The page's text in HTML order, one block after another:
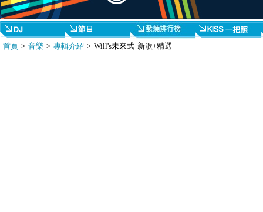
首頁 > 音樂 > 專輯介紹 > Will's未來式 新歌+精選